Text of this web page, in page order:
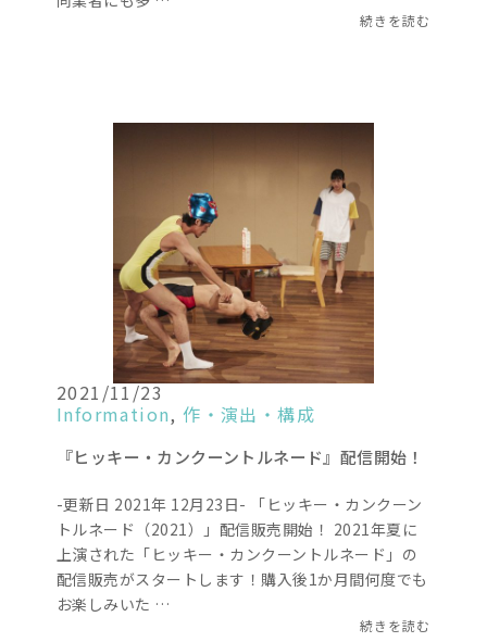
続きを読む
2021/11/23
Information,作・演出・構成
『ヒッキー・カンクーントルネード』配信開始！
-更新日 2021年 12月23日- 「ヒッキー・カンクーン
トルネード（2021）」配信販売開始！ 2021年夏に
上演された「ヒッキー・カンクーントルネード」の
配信販売がスタートします！購入後1か月間何度でも
お楽しみいた …
続きを読む